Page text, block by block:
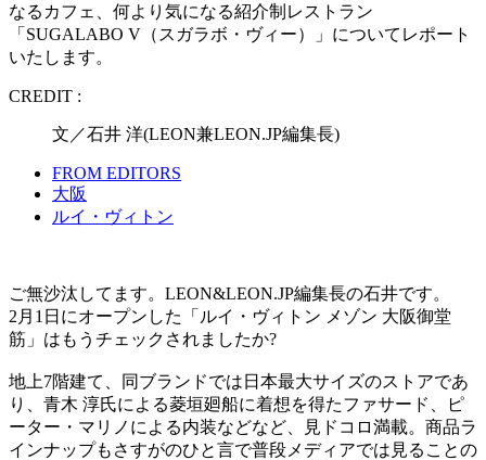
なるカフェ、何より気になる紹介制レストラン
「SUGALABO V（スガラボ・ヴィー）」についてレポート
いたします。
CREDIT :
文／石井 洋(LEON兼LEON.JP編集長)
FROM EDITORS
大阪
ルイ・ヴィトン
ご無沙汰してます。LEON&LEON.JP編集長の石井です。
2月1日にオープンした「ルイ・ヴィトン メゾン 大阪御堂
筋」はもうチェックされましたか?
地上7階建て、同ブランドでは日本最大サイズのストアであ
り、青木 淳氏による菱垣廻船に着想を得たファサード、ピ
ーター・マリノによる内装などなど、見ドコロ満載。商品ラ
インナップもさすがのひと言で普段メディアでは見ることの